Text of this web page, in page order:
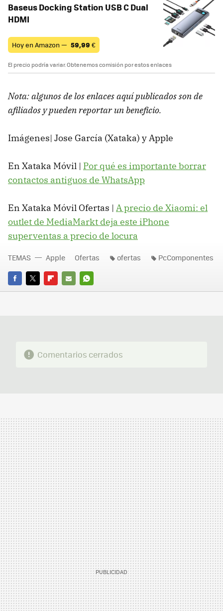
Baseus Docking Station USB C Dual
HDMI
Hoy en Amazon — 59,99 €
El precio podría variar. Obtenemos comisión por estos enlaces
Nota: algunos de los enlaces aquí publicados son de
afiliados y pueden reportar un beneficio.
Imágenes| Jose García (Xataka) y Apple
En Xataka Móvil | Por qué es importante borrar
contactos antiguos de WhatsApp
En Xataka Móvil Ofertas | A precio de Xiaomi: el
outlet de MediaMarkt deja este iPhone
superventas a precio de locura
FACEBOOK
TWITTERFLIPBOARD
E-
WHATSAPP
TEMAS Apple Ofertas ofertas PcComponentes
Comentarios cerrados